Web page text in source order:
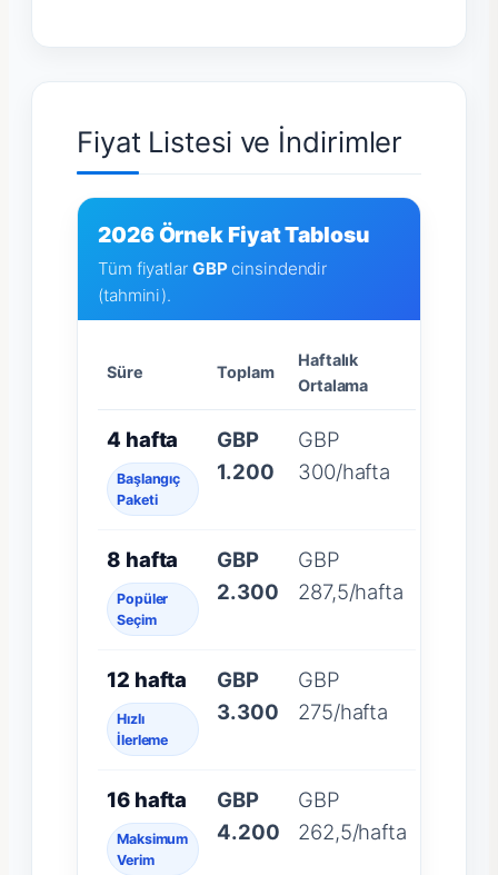
Fiyat Listesi ve İndirimler
2026 Örnek Fiyat Tablosu
Tüm fiyatlar GBPcinsindendir
(tahmini).
Süre Toplam
Haftalık
Ortalama
4 hafta
Başlangıç
Paketi
GBP
1.200
GBP
300/hafta
8 hafta
Popüler
Seçim
GBP
2.300
GBP
287,5/hafta
12 hafta
Hızlı
İlerleme
GBP
3.300
GBP
275/hafta
16 hafta
Maksimum
Verim
GBP
4.200
GBP
262,5/hafta